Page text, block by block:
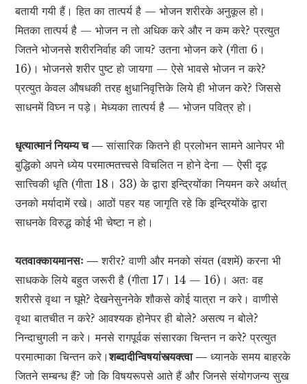
बतायी गयी हैं। हित का तात्पर्य है — भोजन शरीरके अनुकूल हो।
मितका तात्पर्य है — भोजन न तो अधिक करे और न कम करे? प्रत्युत
जितने भोजनसे शरीरनिर्वाह की जाय? उतना भोजन करे (गीता 6।
16)। भोजनसे शरीर पुष्ट हो जायगा — ऐसे भावसे भोजन न करे?
प्रत्युत केवल औषधकी तरह क्षुधानिवृत्तिके लिये ही भोजन करे? जिससे
साधनमें विघ्न न पड़े। मेध्यका तात्पर्य है — भोजन पवित्र हो।
धृत्यात्मानं नियम्य च —सांसारिक कितने ही प्रलोभन सामने आनेपर भी
बुद्धिको अपने ध्येय परमात्मतत्त्वसे विचलित न होने देना — ऐसी दृढ़
सात्त्विकी धृति (गीता 18। 33) के द्वारा इन्द्रियोंका नियमन करे अर्थात्
उनको मर्यादामें रखे। आठों पहर यह जागृति रहे कि इन्द्रियोंके द्वारा
साधनके विरुद्ध कोई भी चेष्टा न हो।
यतवाक्कायमानसः —शरीर? वाणी और मनको संयत (वशमें) करना भी
साधकके लिये बहुत जरूरी है (गीता 17। 14 — 16)। अतः वह
शरीरसे वृथा न घूमे? देखनेसुननेके शौकसे कोई यात्रा न करे। वाणीसे
वृथा बातचीत न करे? आवश्यक होनेपर ही बोले? असत्य न बोले?
निन्दाचुगली न करे। मनसे रागपूर्वक संसारका चिन्तन न करे? प्रत्युत
परमात्माका चिन्तन करे।शब्दादीन्विषयांस्त्यक्त्वा —ध्यानके समय बाहरके
जितने सम्बन्ध हैं? जो कि विषयरूपसे आते हैं और जिनसे संयोगजन्य सुख